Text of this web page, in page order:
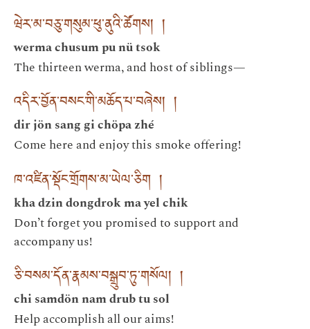
ཝེར་མ་བཅུ་གསུམ་ཕུ་ནུའི་ཚོགས། །
werma chusum pu nü tsok
The thirteen werma, and host of siblings—
འདིར་བྱོན་བསང་གི་མཆོད་པ་བཞེས། །
dir jön sang gi chöpa zhé
Come here and enjoy this smoke offering!
ཁ་འཛིན་སྡོང་གྲོགས་མ་ཡེལ་ཅིག །
kha dzin dongdrok ma yel chik
Don’t forget you promised to support and
accompany us!
ཅི་བསམ་དོན་རྣམས་བསྒྲུབ་ཏུ་གསོལ། །
chi samdön nam drub tu sol
Help accomplish all our aims!